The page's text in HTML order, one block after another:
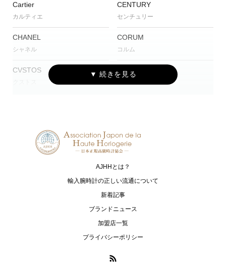
Cartier
カルティエ
CENTURY
センチュリー
CHANEL
シャネル
CORUM
コルム
CVSTOS EDOX
G-SHOCK
ジーショック
HARRY WINSTON
ハリー・ウィンストン
I.T.A.
アイ･ティー･エー
アイ・ダブリュー・シー シャフハ
ローリーロドキン
AJHHとは？
輸入腕時計の正しい流通について
新着記事
ブランドニュース
加盟店一覧
プライバシーポリシー